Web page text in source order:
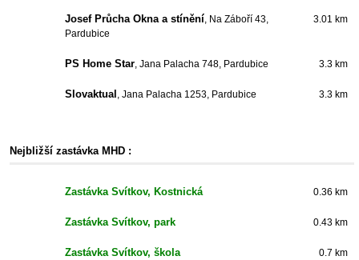
Josef Průcha Okna a stínění, Na Záboří 43,
Pardubice
3.01 km
PS Home Star, Jana Palacha 748, Pardubice 3.3 km
Slovaktual , Jana Palacha 1253, Pardubice 3.3 km
Nejbližší zastávka MHD :
Zastávka Svítkov, Kostnická 0.36 km
Zastávka Svítkov, park 0.43 km
Zastávka Svítkov, škola 0.7 km